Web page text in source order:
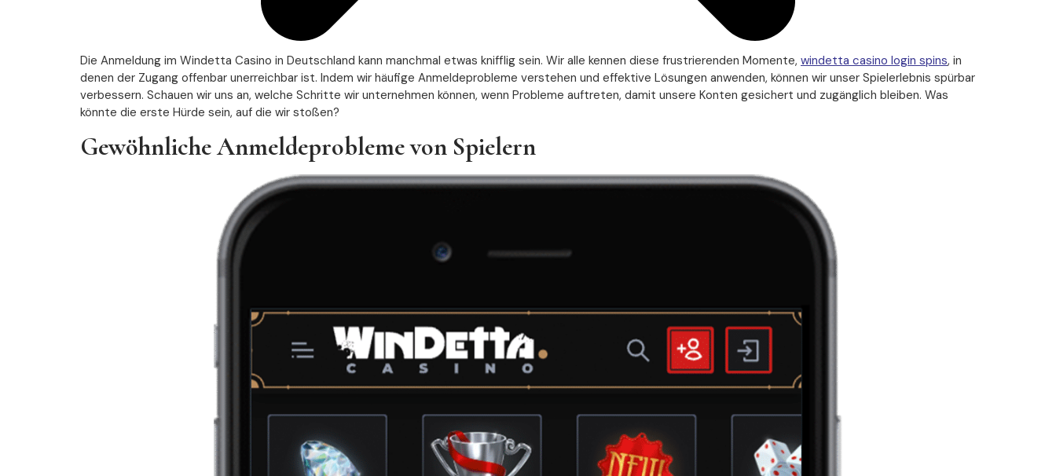
Die Anmeldung im Windetta Casino in Deutschland kann manchmal etwas knifflig sein. Wir alle kennen diese frustrierenden Momente, windetta casino login spins, in
denen der Zugang offenbar unerreichbar ist. Indem wir häufige Anmeldeprobleme verstehen und effektive Lösungen anwenden, können wir unser Spielerlebnis spürbar
verbessern. Schauen wir uns an, welche Schritte wir unternehmen können, wenn Probleme auftreten, damit unsere Konten gesichert und zugänglich bleiben. Was
könnte die erste Hürde sein, auf die wir stoßen?
Gewöhnliche Anmeldeprobleme von Spielern